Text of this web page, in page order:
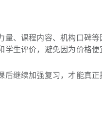
量、课程内容、机构口碑等
学生评价，避免因为价格便
后继续加强复习，才能真正